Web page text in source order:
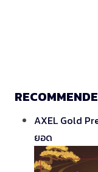
AXEL Gold
ยอด